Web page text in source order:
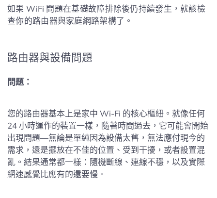
如果 WiFi 問題在基礎故障排除後仍持續發生，就該檢
查你的路由器與家庭網路架構了。
路由器與設備問題
問題：
您的路由器基本上是家中 Wi-Fi 的核心樞紐。就像任何
24 小時運作的裝置一樣，隨著時間過去，它可能會開始
出現問題—無論是單純因為設備太舊，無法應付現今的
需求，還是擺放在不佳的位置、受到干擾，或者設置混
亂。結果通常都一樣：隨機斷線、連線不穩，以及實際
網速感覺比應有的還要慢。